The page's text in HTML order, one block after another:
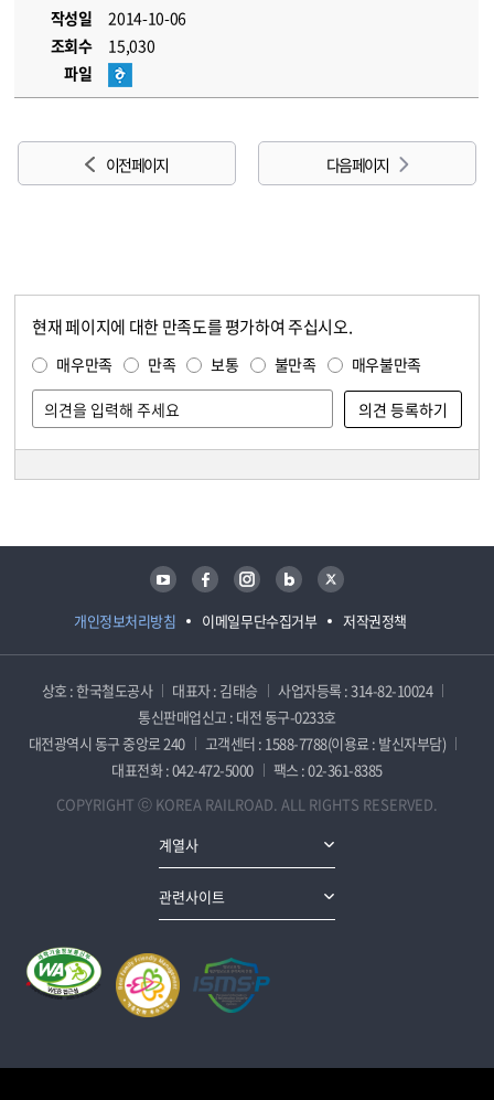
작성일
2014-10-06
조회수
15,030
파일
이전 페이지 다음 페이지
현재 페이지에 대한 만족도를 평가하여 주십시오.
매우만족 만족 보통 불만족 매우불만족
개인정보처리방침 이메일무단수집거부 저작권정책
유튜브 페이스북 인스타그램 블로그 트위터
상호 : 한국철도공사 대표자 : 김태승
사업자등록 : 314-82-10024
통신판매업신고 : 대전 동구-0233호
대전광역시 동구 중앙로 240
고객센터 : 1588-7788(이용료 : 발신자부담)
대표전화 : 042-472-5000
팩스 : 02-361-8385
COPYRIGHT ⓒ KOREA RAILROAD. ALL RIGHTS RESERVED.
계열사
관련사이트